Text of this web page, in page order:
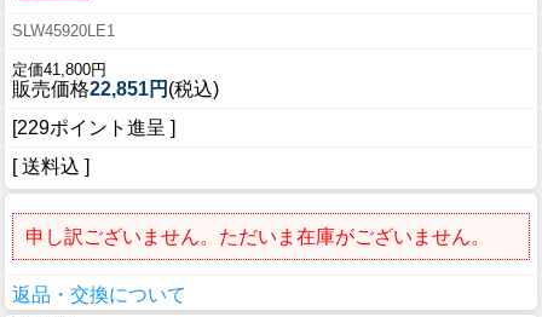
SLW45920LE1
定価41,800円
販売価格22,851円 (税込)
[229ポイント進呈 ]
[ 送料込 ]
申し訳ございません。ただいま在庫がございません。
返品・交換について